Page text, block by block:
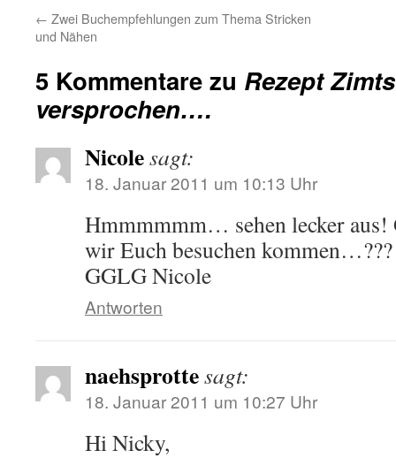
← Zwei Buchempfehlungen zum Thema Stricken
und Nähen
5 Kommentare zu Rezept
versprochen….
Nicolesagt:
18. Januar 2011 um 10:13 Uhr
Hmmmmmm… sehen lecker aus!
wir Euch besuchen
GGLG Nicole
Antworten
naehsprottesagt:
18. Januar 2011 um 10:27 Uhr
Hi Nicky,